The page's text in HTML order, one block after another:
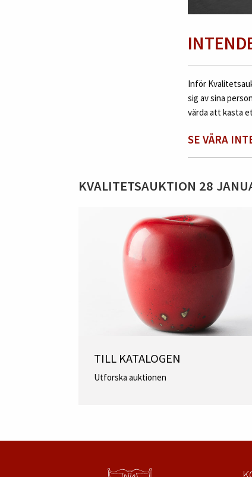
Inför
sig av sina
värda att kasta
SE VÅRA
KVALITETSAUKTION 28
TILL KATALOGEN
Utforska auktionen